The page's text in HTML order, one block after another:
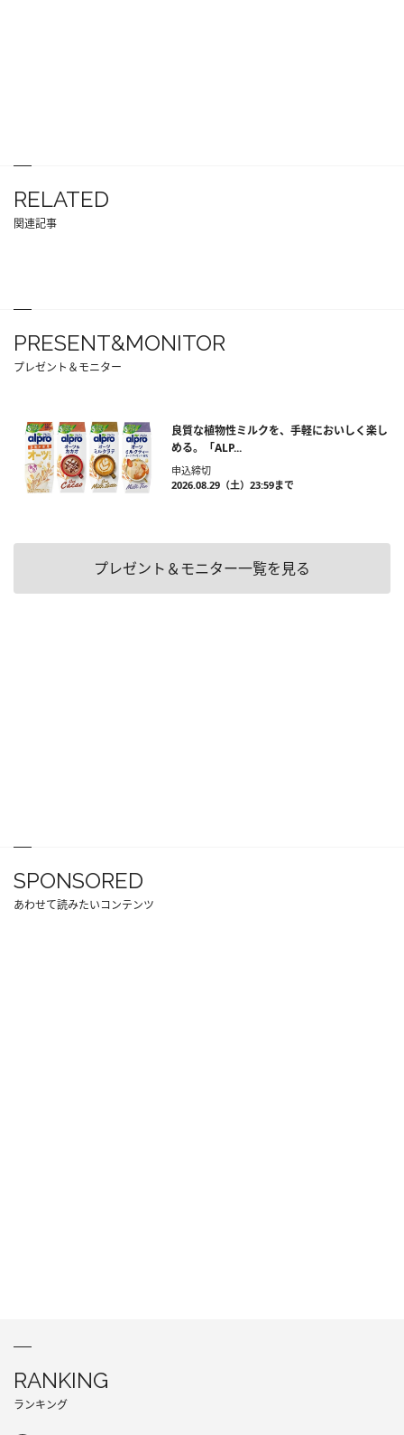
RELATED
関連記事
PRESENT&MONITOR
プレゼント＆モニター
良質な植物性ミルクを、手軽においしく楽し
める。「ALP...
申込締切
2026.08.29（土）23:59まで
プレゼント＆モニター一覧を見る
SPONSORED
あわせて読みたいコンテンツ
RANKING
ランキング